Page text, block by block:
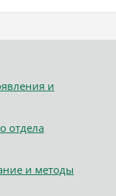
и
отдела
и методы